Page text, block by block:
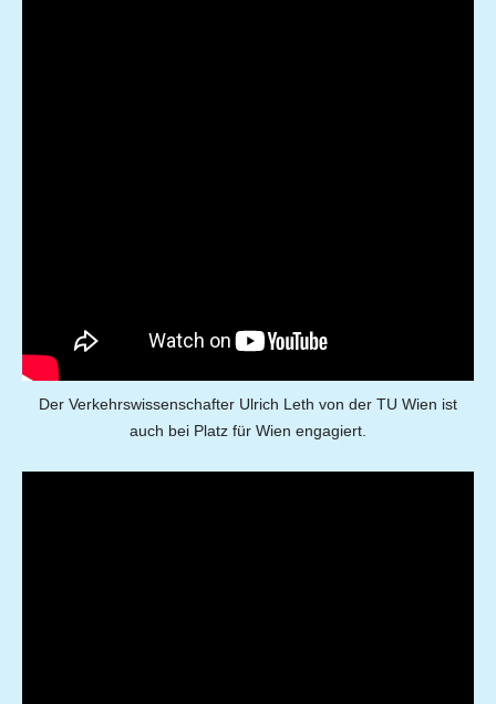
Der Verkehrswissenschafter Ulrich Leth von der TU Wien ist
auch bei Platz für Wien engagiert.